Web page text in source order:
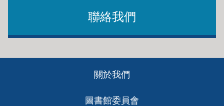
聯絡我們
關於我們
圖書館委員會